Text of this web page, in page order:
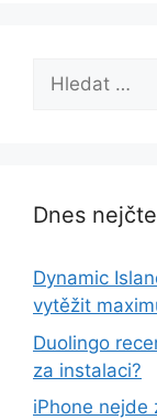
Hledat:
Dnes
Dynamic
vytěžit
Duolingo
za instalaci?
iPhone nejde